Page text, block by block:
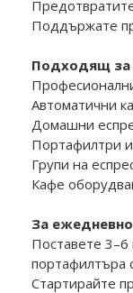
Поддържате
Подходящ за
Автоматични
Домашни
Портафилтри
Групи на
Кафе
За
Поставете 3–6
портафилтъра
Стартирайте